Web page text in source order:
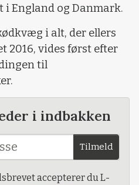
England og Danmark.
i alt, der ellers
2016, vides først efter
til
i indbakken
Tilmeld
accepterer du L-